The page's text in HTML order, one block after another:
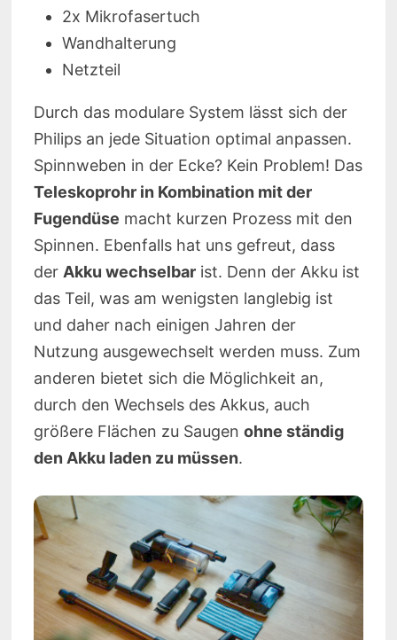
2x Mikrofasertuch
Wandhalterung
Netzteil
Durch das modulare System lässt sich der
Philips an jede Situation optimal anpassen.
Spinnweben in der Ecke? Kein Problem! Das
Teleskoprohr in Kombination mit der
Fugendüse macht kurzen Prozess mit den
Spinnen. Ebenfalls hat uns gefreut, dass
der Akku wechselbarist. Denn der Akku ist
das Teil, was am wenigsten langlebig ist
und daher nach einigen Jahren der
Nutzung ausgewechselt werden muss. Zum
anderen bietet sich die Möglichkeit an,
durch den Wechsels des Akkus, auch
größere Flächen zu Saugen ohne ständig
den Akku laden zu müssen.